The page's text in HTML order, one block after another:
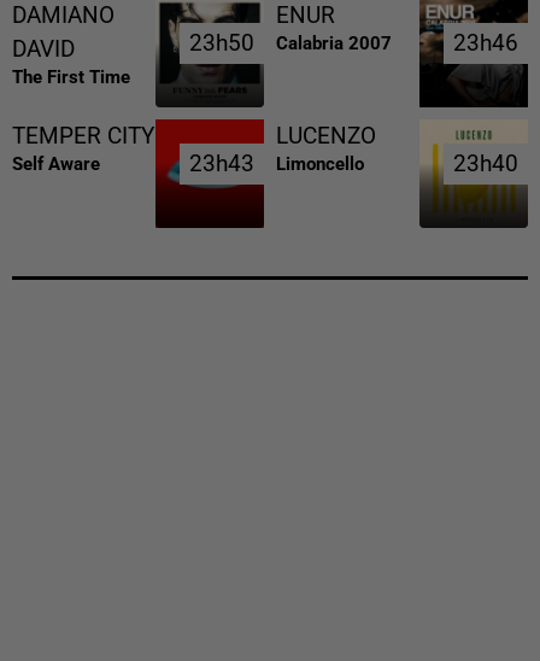
DAMIANO
DAVID
The First Time
23h50
23h50
ENUR
Calabria 2007 23h46
23h46
TEMPER CITY
Self Aware 23h43
23h43
LUCENZO
Limoncello 23h40
23h40